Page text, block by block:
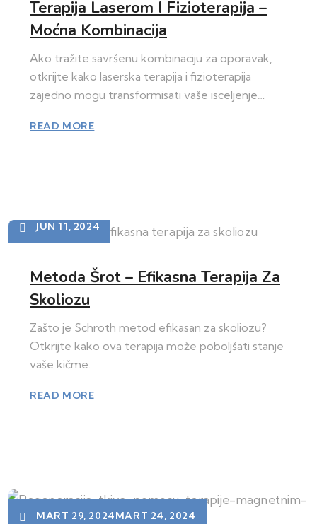
Terapija Laserom I Fizioterapija –
Moćna Kombinacija
Ako tražite savršenu kombinaciju za oporavak,
otkrijte kako laserska terapija i fizioterapija
zajedno mogu transformisati vaše isceljenje…
READ MORE
JUN 11, 2024
Metoda Šrot – Efikasna Terapija Za
Skoliozu
Zašto je Schroth metod efikasan za skoliozu?
Otkrijte kako ova terapija može poboljšati stanje
vaše kičme.
READ MORE
MART 29, 2024MART 24, 2024